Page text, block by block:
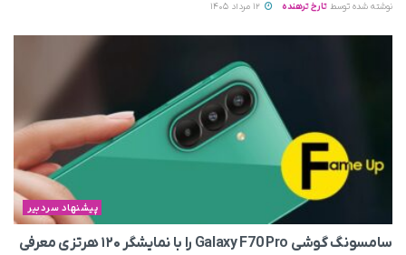
نوشته شده توسط تارخ ترهنده
پیشنهاد سردبیر
سامسونگ گوشی Galaxy F70 Pro را با نمایشگر ۱۲۰ هرتزی معرفی